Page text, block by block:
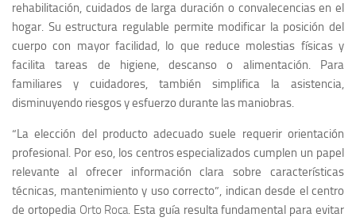
rehabilitación, cuidados de larga duración o convalecencias en el
hogar. Su estructura regulable permite modificar la posición del
cuerpo con mayor facilidad, lo que reduce molestias físicas y
facilita tareas de higiene, descanso o alimentación. Para
familiares y cuidadores, también simplifica la asistencia,
disminuyendo riesgos y esfuerzo durante las maniobras.
“La elección del producto adecuado suele requerir orientación
profesional. Por eso, los centros especializados cumplen un papel
relevante al ofrecer información clara sobre características
técnicas, mantenimiento y uso correcto”, indican desde el centro
de ortopedia Orto Roca. Esta guía resulta fundamental para evitar